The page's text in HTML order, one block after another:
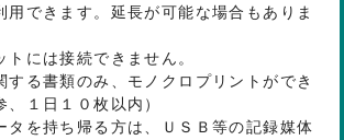
用できます。延長が可能な場合もありま
には接続できません。
る書類のみ、モノクロプリントができ
、１日１０枚以内）
を持ち帰る方は、ＵＳＢ等の記録媒体